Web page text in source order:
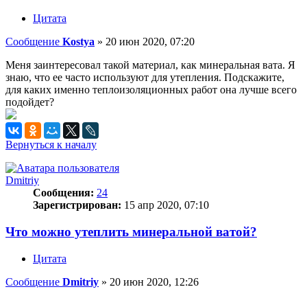
Цитата
Сообщение Kostya » 20 июн 2020, 07:20
Меня заинтересовал такой материал, как минеральная вата. Я
знаю, что ее часто используют для утепления. Подскажите,
для каких именно теплоизоляционных работ она лучше всего
подойдет?
Вернуться к началу
Dmitriy
Сообщения: 24
Зарегистрирован: 15 апр 2020, 07:10
Что можно утеплить минеральной ватой?
Цитата
Сообщение Dmitriy » 20 июн 2020, 12:26